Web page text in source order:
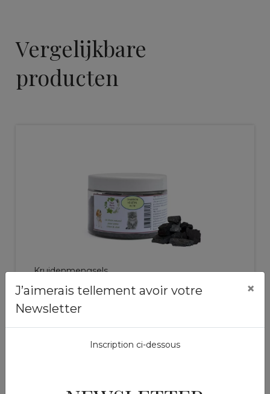
Vergelijkbare
producten
Kruidenmengsels
Charbon vegetal Pets
stuk
J’aimerais tellement avoir votre
Newsletter
×
Inscription ci-dessous